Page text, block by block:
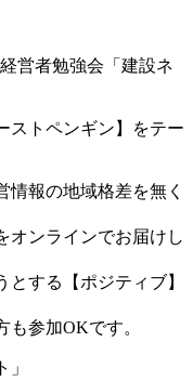
営者勉強会「建設ネ
ストペンギン】をテー
情報の地域格差を無く
オンラインでお届けし
する【ポジティブ】
参加OKです。